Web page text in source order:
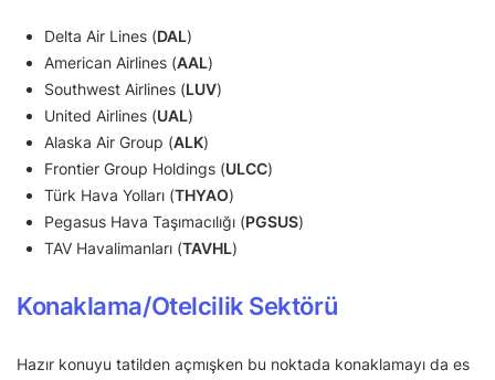
Delta Air Lines (DAL)
American Airlines (AAL)
Southwest Airlines (LUV)
United Airlines (UAL)
Alaska Air Group (ALK)
Frontier Group Holdings (ULCC)
Türk Hava Yolları (THYAO)
Pegasus Hava Taşımacılığı (PGSUS)
TAV Havalimanları (TAVHL)
Konaklama/Otelcilik Sektörü
Hazır konuyu tatilden açmışken bu noktada konaklamayı da es